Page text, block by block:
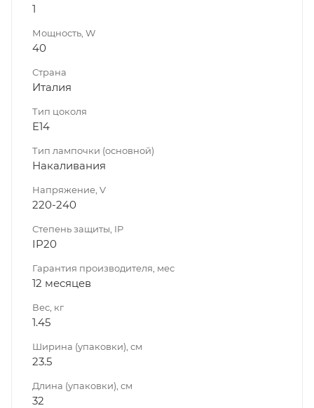
1
Мощность, W
40
Страна
Италия
Тип цоколя
E14
Тип лампочки (основной)
Накаливания
Напряжение, V
220-240
Степень защиты, IP
IP20
Гарантия производителя, мес
12 месяцев
Вес, кг
1.45
Ширина (упаковки), см
23.5
Длина (упаковки), см
32